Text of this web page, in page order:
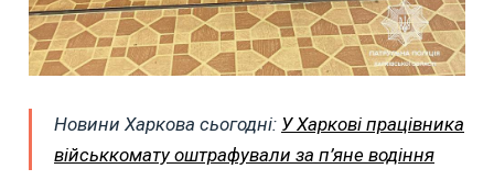
Новини Харкова сьогодні: У Харкові працівника
військкомату оштрафували за п’яне водіння